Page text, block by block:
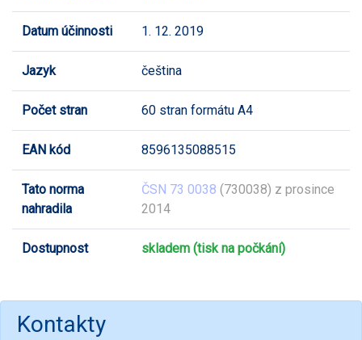
Datum účinnosti 1. 12. 2019
Jazyk čeština
Počet stran 60 stran formátu A4
EAN kód 8596135088515
Tato norma
nahradila
ČSN 73 0038 (730038) z prosince
2014
Dostupnost skladem (tisk na počkání)
Kontakty